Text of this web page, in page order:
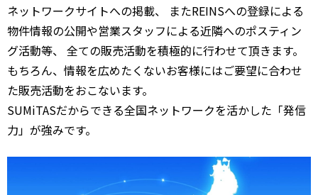
ネットワークサイトへの掲載、 またREINSへの登録による
物件情報の公開や営業スタッフによる近隣へのポスティン
グ活動等、 全ての販売活動を積極的に行わせて頂きます。
もちろん、情報を広めたくないお客様にはご要望に合わせ
た販売活動をおこないます。
SUMiTASだからできる全国ネットワークを活かした「発信
力」が強みです。